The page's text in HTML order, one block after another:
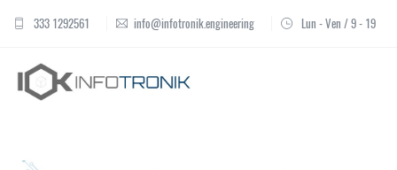
333 1292561 info@infotronik.engineering Lun - Ven / 9 - 19